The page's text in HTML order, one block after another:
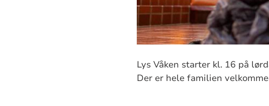
Lys Våken starter kl. 16 på
Der er hele familien